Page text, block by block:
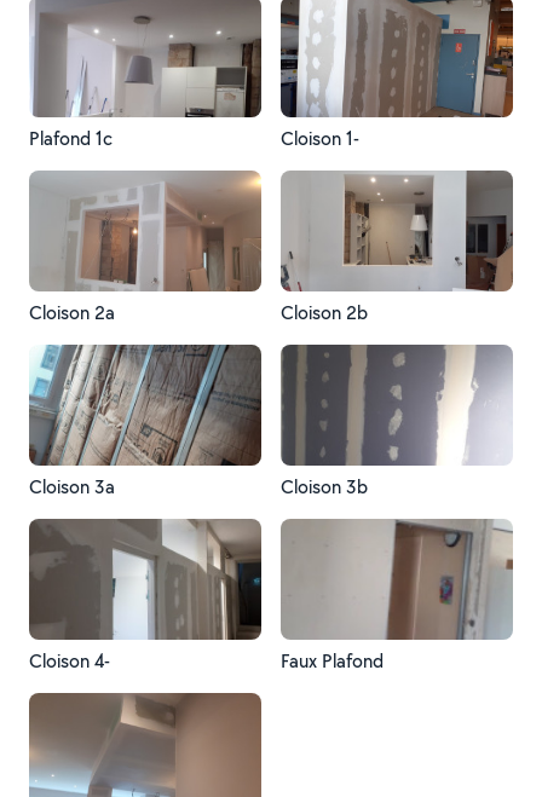
Plafond 1c Cloison 1-
Cloison 2a Cloison 2b
Cloison 3a Cloison 3b
Cloison 4- Faux Plafond